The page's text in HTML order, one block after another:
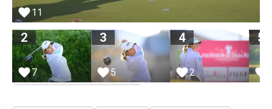
11
2
7
3
5
4
2
5